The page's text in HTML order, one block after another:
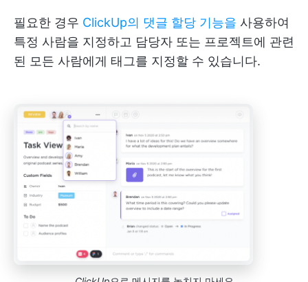
필요한 경우 ClickUp의 댓글 할당 기능을 사용하여
특정 사람을 지정하고 담당자 또는 프로젝트에 관련
된 모든 사람에게 태그를 지정할 수 있습니다.